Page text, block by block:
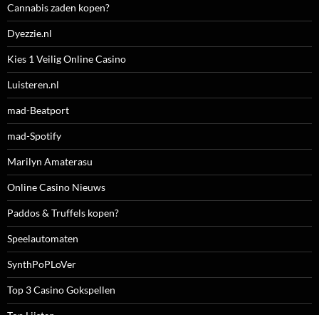
Cannabis zaden kopen?
Dyezzie.nl
Kies 1 Veilig Online Casino
Luisteren.nl
mad-Beatport
mad-Spotify
Marilyn Amaterasu
Online Casino Nieuws
Paddos & Truffels kopen?
Speelautomaten
SynthPoPLoVer
Top 3 Casino Gokspellen